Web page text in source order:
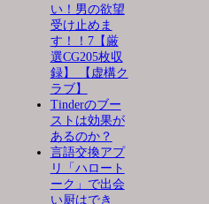
い！男の欲望
受け止めま
す！！7【厳
選CG205枚収
録】 【虚構ク
ラブ】
Tinderのブー
ストは効果が
あるのか？
言語交換アプ
リ「ハロート
ーク」で出会
い厨はでき